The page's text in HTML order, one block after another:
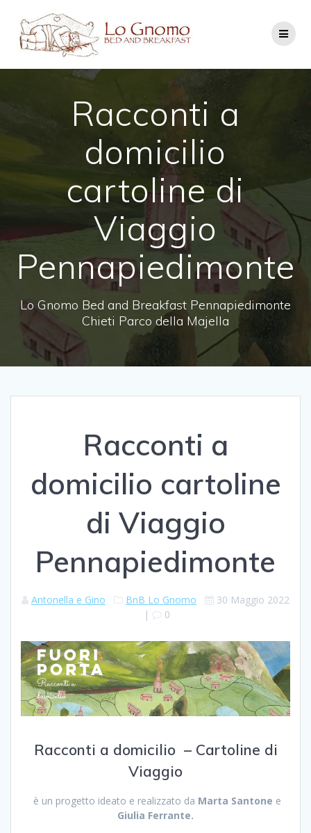
contenuto
Racconti a
domicilio
cartoline di
Viaggio
Pennapiedimonte
Lo Gnomo Bed and Breakfast Pennapiedimonte
Chieti Parco della Majella
Racconti a
domicilio cartoline
di Viaggio
Pennapiedimonte
Antonella e Gino BnB Lo Gnomo
30 Maggio 2022
|
0
Racconti a domicilio – Cartoline di
Viaggio
è un progetto ideato e realizzato da Marta Santone e
Giulia Ferrante.